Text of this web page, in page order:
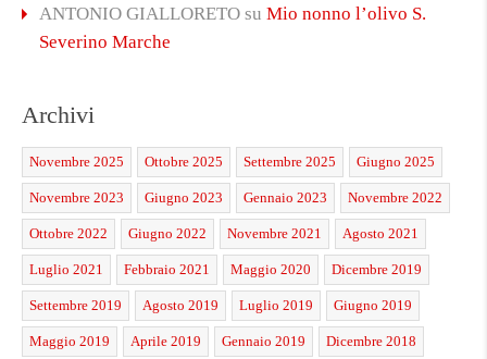
ANTONIO GIALLORETO su Mio nonno l’olivo S.
Severino Marche
Archivi
Novembre 2025 Ottobre 2025 Settembre 2025 Giugno 2025
Novembre 2023 Giugno 2023 Gennaio 2023 Novembre 2022
Ottobre 2022 Giugno 2022 Novembre 2021 Agosto 2021
Luglio 2021 Febbraio 2021 Maggio 2020 Dicembre 2019
Settembre 2019 Agosto 2019 Luglio 2019 Giugno 2019
Maggio 2019 Aprile 2019 Gennaio 2019 Dicembre 2018